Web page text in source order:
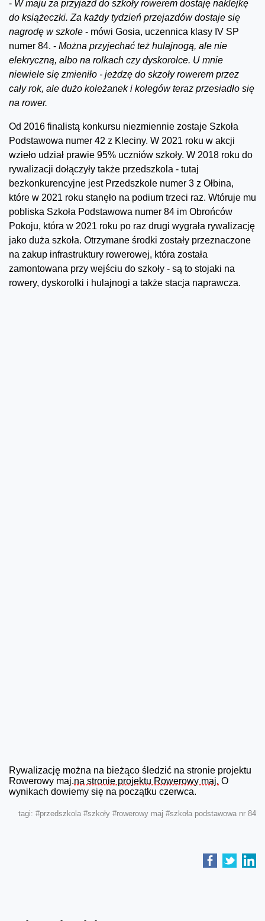
- W maju za przyjazd do szkoły rowerem dostaję naklejkę
do książeczki. Za każdy tydzień przejazdów dostaje się
nagrodę w szkole - mówi Gosia, uczennica klasy IV SP
numer 84. - Można przyjechać też hulajnogą, ale nie
elekryczną, albo na rolkach czy dyskorolce. U mnie
niewiele się zmieniło - jeżdzę do skzoły rowerem przez
cały rok, ale dużo koleżanek i kolegów teraz przesiadło się
na rower.
Od 2016 finalistą konkursu niezmiennie zostaje Szkoła
Podstawowa numer 42 z Kleciny. W 2021 roku w akcji
wzieło udział prawie 95% uczniów szkoły. W 2018 roku do
rywalizacji dołączyły także przedszkola - tutaj
bezkonkurencyjne jest Przedszkole numer 3 z Ołbina,
które w 2021 roku stanęło na podium trzeci raz. Wtóruje mu
pobliska Szkoła Podstawowa numer 84 im Obrońców
Pokoju, która w 2021 roku po raz drugi wygrała rywalizację
jako duża szkoła. Otrzymane środki zostały przeznaczone
na zakup infrastruktury rowerowej, która została
zamontowana przy wejściu do szkoły - są to stojaki na
rowery, dyskorolki i hulajnogi a także stacja naprawcza.
Rywalizację można na bieżąco śledzić na stronie projektu
Rowerowy maj.na stronie projektu Rowerowy maj. O
wynikach dowiemy się na początku czerwca.
tagi: #przedszkola #szkoły #rowerowy maj #szkoła podstawowa nr 84